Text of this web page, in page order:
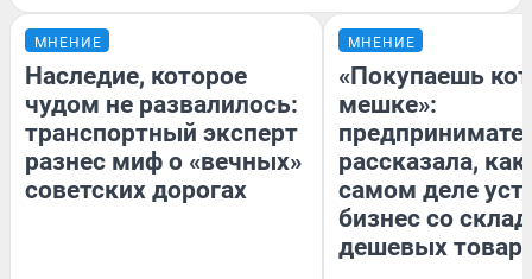
МНЕНИЕ
Наследие, которое
чудом не развалилось:
транспортный эксперт
разнес миф о «вечных»
советских дорогах
МНЕНИЕ
«Покупаешь
мешке»:
рассказала, как
самом деле
бизнес со
дешевых